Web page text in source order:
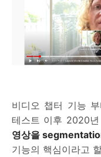
비디오 챕터 기능
테스트 이후 2020
영상을
기능의 핵심이라고